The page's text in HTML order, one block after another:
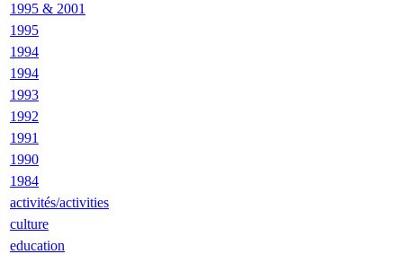
1995 & 2001
1995
1994
1994
1993
1992
1991
1990
1984
activités/activities
culture
education